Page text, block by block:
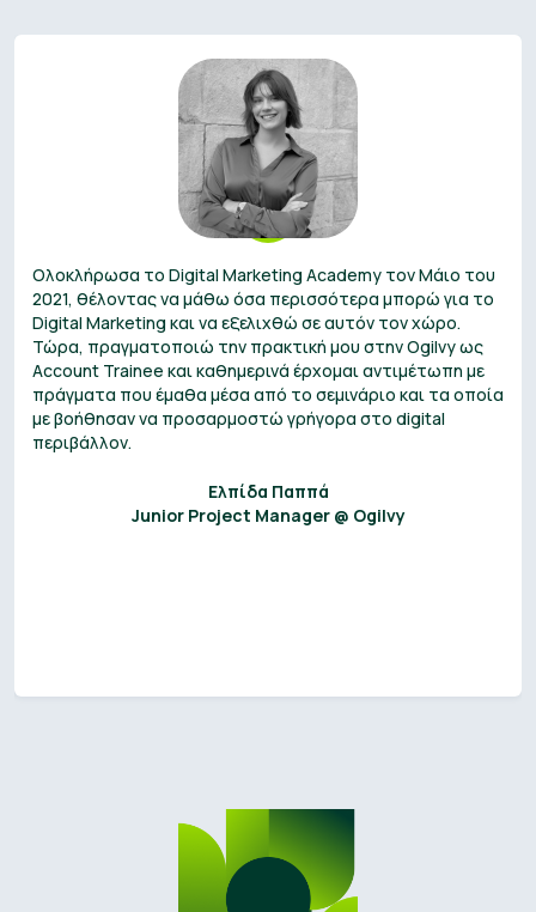
Ολοκλήρωσα το Digital Marketing Academy τον Μάιο του
2021, θέλοντας να μάθω όσα περισσότερα μπορώ για το
Digital Marketing και να εξελιχθώ σε αυτόν τον χώρο.
Τώρα, πραγματοποιώ την πρακτική μου στην Ogilvy ως
Account Trainee και καθημερινά έρχομαι αντιμέτωπη με
πράγματα που έμαθα μέσα από το σεμινάριο και τα οποία
με βοήθησαν να προσαρμοστώ γρήγορα στο digital
περιβάλλον.
Ελπίδα Παππά
Junior Project Manager @ Ogilvy